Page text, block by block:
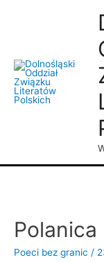
Polanica
Poeci bez granic /